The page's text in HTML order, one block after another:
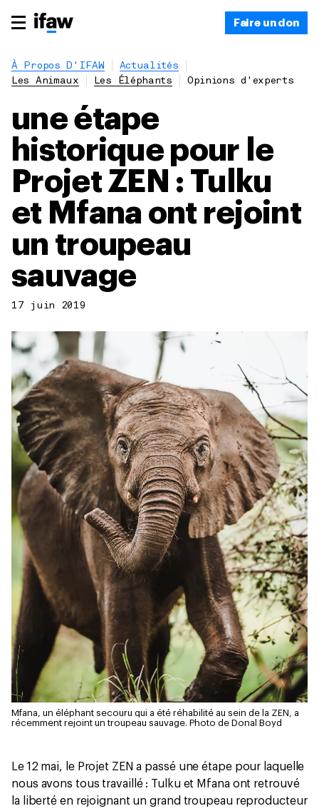
Faire un don
À Propos D'IFAW
Actualités
Les Animaux
Les Éléphants Opinions d'experts
une étape
historique pour le
Projet ZEN : Tulku
et Mfana ont rejoint
un troupeau
sauvage
17 juin 2019
Mfana, un éléphant secouru qui a été réhabilité au sein de la ZEN, a
récemment rejoint un troupeau sauvage. Photo de Donal Boyd
Le 12 mai, le Projet ZEN a passé une étape pour laquelle
nous avons tous travaillé : Tulku et Mfana ont retrouvé
la liberté en rejoignant un grand troupeau reproducteur